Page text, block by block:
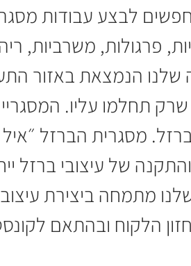
לבצע עבודות
פרגולות, משרביות,
הנמצאת באזור
שרק תחלמו עליו.
מסגרית הברזל
והתקנה של עיצובי ברזל
מתמחה ביצירת
הלקוח ובהתאם